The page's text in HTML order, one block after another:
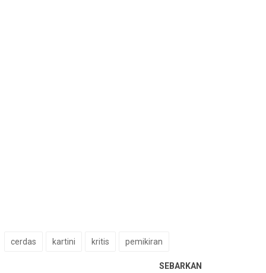
cerdas kartini kritis pemikiran
SEBARKAN